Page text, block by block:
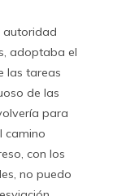
autoridad
adoptaba el
las tareas
de las
para
camino
con los
no puedo